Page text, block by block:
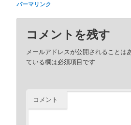
パーマリンク
コメントを残す
メールアドレスが公開されることは
ている欄は必須項目です
コメント